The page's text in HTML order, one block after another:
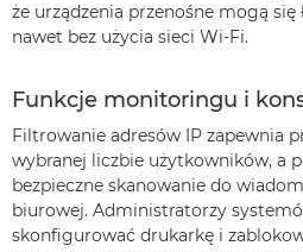
że urządzenia przenośne mogą się
nawet bez użycia sieci Wi-Fi.
Funkcje monitoringu i
Filtrowanie adresów IP zapewnia
wybranej liczbie użytkowników, a
bezpieczne skanowanie do
biurowej. Administratorzy
skonfigurować drukarkę i